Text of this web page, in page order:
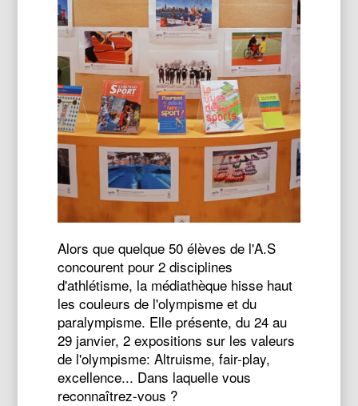
Alors que quelque 50 élèves de l'A.S
concourent pour 2 disciplines
d'athlétisme, la médiathèque hisse haut
les couleurs de l'olympisme et du
paralympisme. Elle présente, du 24 au
29 janvier, 2 expositions sur les valeurs
de l'olympisme: Altruisme, fair-play,
excellence... Dans laquelle vous
reconnaîtrez-vous ?